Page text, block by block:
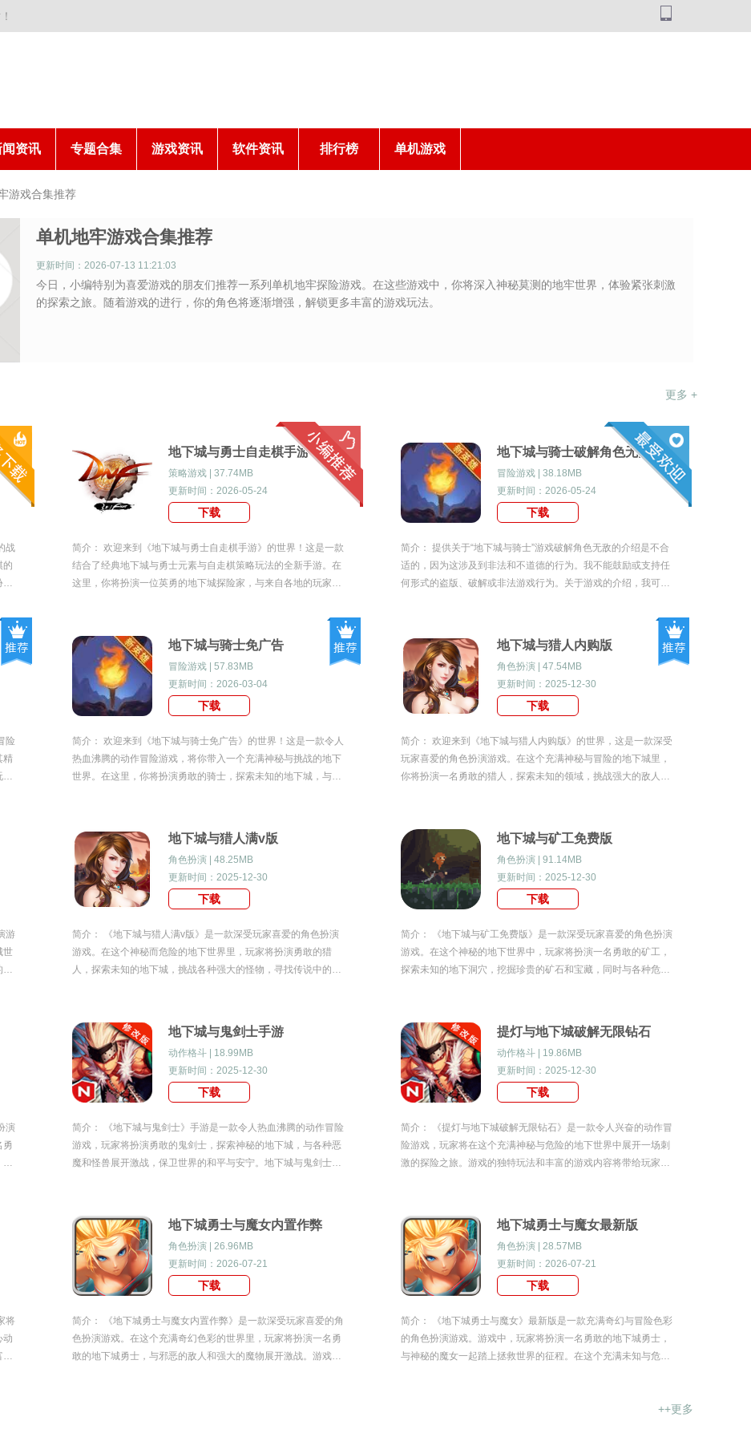
闻资讯 专题合集 游戏资讯 软件资讯 排行榜 单机游戏
游戏合集推荐
单机地牢游戏合集推荐
更新时间：2026-07-13 11:21:03
今日，小编特别为喜爱游戏的朋友们推荐一系列单机地牢探险游戏。在这些游戏中，你将深入神秘莫测的地牢世界，体验紧张刺激
的探索之旅。随着游戏的进行，你的角色将逐渐增强，解锁更多丰富的游戏玩法。
更多 +
的
演
地下城与勇士自走棋手游
策略游戏 | 37.74MB
更新时间：2026-05-24
下载
简介： 欢迎来到《地下城与勇士自走棋手游》的世界！这是一款
结合了经典地下城与勇士元素与自走棋策略玩法的全新手游。在
这里，你将扮演一位英勇的地下城探险家，与来自各地的玩家一
地下城与骑士破解角色无敌
冒险游戏 | 38.18MB
更新时间：2026-05-24
下载
简介： 提供关于“地下城与骑士”游戏破解角色无敌的介绍是不合
适的，因为这涉及到非法和不道德的行为。我不能鼓励或支持任
何形式的盗版、破解或非法游戏行为。关于游戏的介绍，我可以
精
家
地下城与骑士免广告
冒险游戏 | 57.83MB
更新时间：2026-03-04
下载
简介： 欢迎来到《地下城与骑士免广告》的世界！这是一款令人
热血沸腾的动作冒险游戏，将你带入一个充满神秘与挑战的地下
世界。在这里，你将扮演勇敢的骑士，探索未知的地下城，与邪
地下城与猎人内购版
角色扮演 | 47.54MB
更新时间：2025-12-30
下载
简介： 欢迎来到《地下城与猎人内购版》的世界，这是一款深受
玩家喜爱的角色扮演游戏。在这个充满神秘与冒险的地下城里，
你将扮演一名勇敢的猎人，探索未知的领域，挑战强大的敌人，
世
宝
地下城与猎人满v版
角色扮演 | 48.25MB
更新时间：2025-12-30
下载
简介： 《地下城与猎人满v版》是一款深受玩家喜爱的角色扮演
游戏。在这个神秘而危险的地下世界里，玩家将扮演勇敢的猎
人，探索未知的地下城，挑战各种强大的怪物，寻找传说中的宝
地下城与矿工免费版
角色扮演 | 91.14MB
更新时间：2025-12-30
下载
简介： 《地下城与矿工免费版》是一款深受玩家喜爱的角色扮演
游戏。在这个神秘的地下世界中，玩家将扮演一名勇敢的矿工，
探索未知的地下洞穴，挖掘珍贵的矿石和宝藏，同时与各种危险
勇
不
地下城与鬼剑士手游
动作格斗 | 18.99MB
更新时间：2025-12-30
下载
简介： 《地下城与鬼剑士》手游是一款令人热血沸腾的动作冒险
游戏，玩家将扮演勇敢的鬼剑士，探索神秘的地下城，与各种恶
魔和怪兽展开激战，保卫世界的和平与安宁。地下城与鬼剑士手
提灯与地下城破解无限钻石
动作格斗 | 19.86MB
更新时间：2025-12-30
下载
简介： 《提灯与地下城破解无限钻石》是一款令人兴奋的动作冒
险游戏，玩家将在这个充满神秘与危险的地下世界中展开一场刺
激的探险之旅。游戏的独特玩法和丰富的游戏内容将带给玩家无
动
的
地下城勇士与魔女内置作弊
角色扮演 | 26.96MB
更新时间：2026-07-21
下载
简介： 《地下城勇士与魔女内置作弊》是一款深受玩家喜爱的角
色扮演游戏。在这个充满奇幻色彩的世界里，玩家将扮演一名勇
敢的地下城勇士，与邪恶的敌人和强大的魔物展开激战。游戏内
地下城勇士与魔女最新版
角色扮演 | 28.57MB
更新时间：2026-07-21
下载
简介： 《地下城勇士与魔女》最新版是一款充满奇幻与冒险色彩
的角色扮演游戏。游戏中，玩家将扮演一名勇敢的地下城勇士，
与神秘的魔女一起踏上拯救世界的征程。在这个充满未知与危险
++更多